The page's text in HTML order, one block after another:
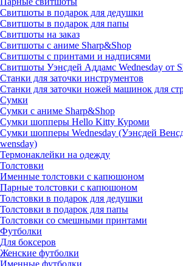
Свитшоты в подарок для дедушки
Свитшоты в подарок для папы
Свитшоты на заказ
Свитшоты с аниме Sharp&Shop
Свитшоты с принтами и надписями
Свитшоты Уэнсдей Аддамс Wednesday от
Станки для заточки инструментов
Станки для заточки ножей машинок для
Сумки
Сумки с аниме Sharp&Shop
Сумки шопперы Hello Kitty Куроми
Сумки шопперы Wednesday (Уэнсдей
wensday)
Термонаклейки на одежду
Толстовки
Именные толстовки с капюшоном
Парные толстовки с капюшоном
Толстовки в подарок для дедушки
Толстовки в подарок для папы
Толстовки со смешными принтами
Футболки
Для боксеров
Женские футболки
Именные футболки